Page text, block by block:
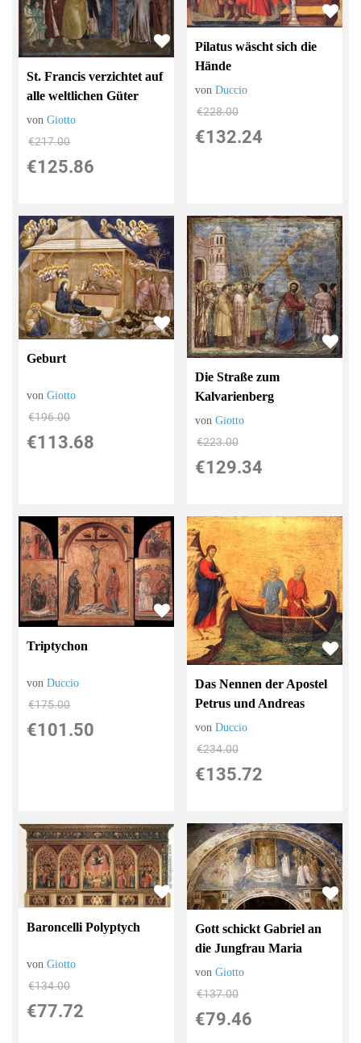
St. Francis verzichtet auf
alle weltlichen Güter
vonGiotto
€217.00
€125.86
Pilatus wäscht sich die
Hände
vonDuccio
€228.00
€132.24
Geburt
vonGiotto
€196.00
€113.68
Die Straße zum
Kalvarienberg
vonGiotto
€223.00
€129.34
Triptychon
vonDuccio
€175.00
€101.50
Das Nennen der Apostel
Petrus und Andreas
vonDuccio
€234.00
€135.72
Baroncelli Polyptych
vonGiotto
€134.00
€77.72
Gott schickt Gabriel an
die Jungfrau Maria
vonGiotto
€137.00
€79.46